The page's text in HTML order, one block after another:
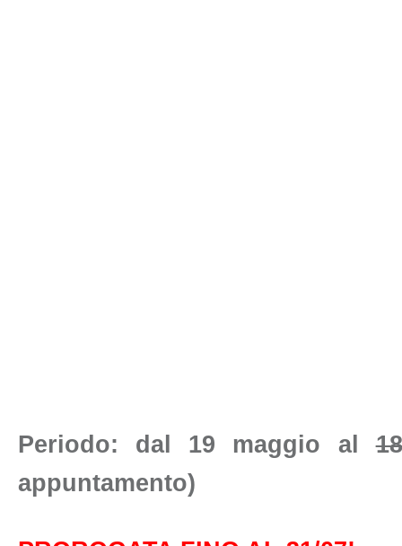
Periodo: dal 19 maggio al
appuntamento)